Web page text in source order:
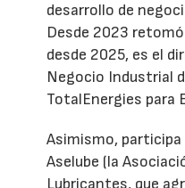
desarrollo de
Desde 2023
desde 2025, es el
Negocio Industrial
TotalEnergies para
Asimismo,
Aselube (la